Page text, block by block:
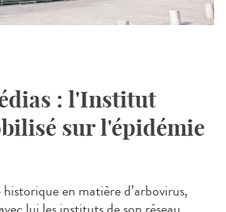
: l'Institut
sur l'épidémie
en matière d’arbovirus,